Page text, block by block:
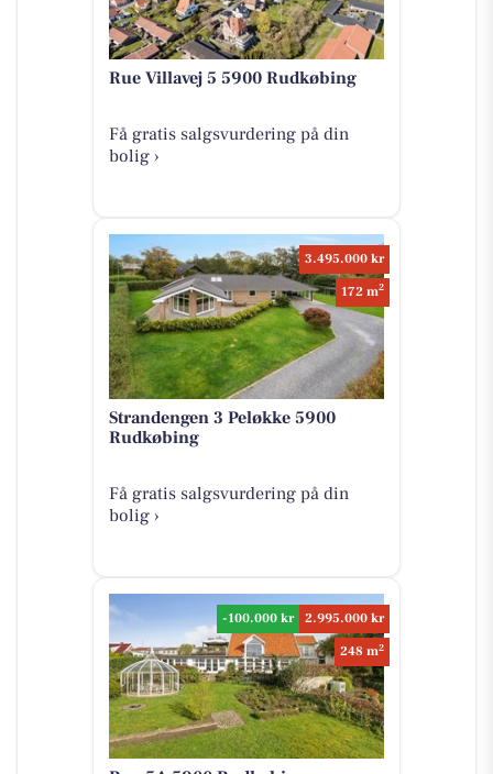
Rue Villavej 5 5900 Rudkøbing
Få gratis salgsvurdering på din
bolig ›
3.495.000 kr
172 m2
Strandengen 3 Peløkke 5900
Rudkøbing
Få gratis salgsvurdering på din
bolig ›
-100.000 kr
2.995.000 kr
248 m2